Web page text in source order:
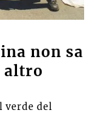
non sa
altro
verde del